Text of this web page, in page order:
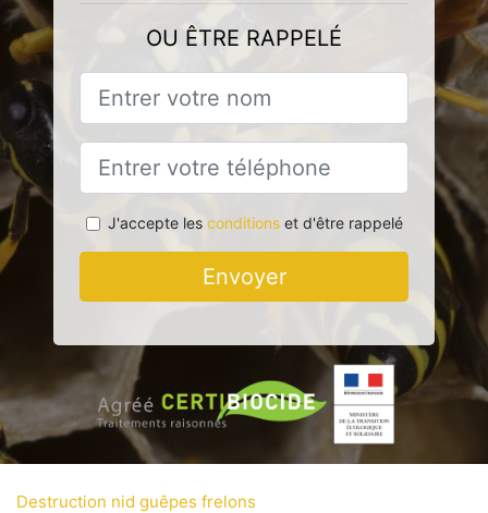
OU ÊTRE RAPPELÉ
J'accepte les conditionset d'être rappelé
Envoyer
Destruction nid guêpes frelons